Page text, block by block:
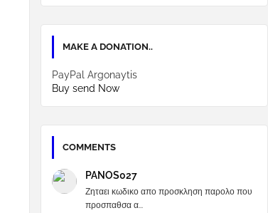
MAKE A DONATION..
PayPal Argonaytis
Buy send Now
COMMENTS
PANOS027
Ζηταει κωδικο απο προσκληση παρολο που
προσπαθσα α...